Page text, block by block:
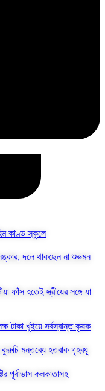
কাণ্ড স্কুলে
দলে থাকছেন না শুভমন
ফাঁস হতেই স্ত্রীয়ের সঙ্গে যা
টাকা খুইয়ে সর্বস্বান্ত কৃষক
কুরুচি মন্তব্যে হতবাক গৃহবধূ
পূর্বাভাস কলকাতাসহ